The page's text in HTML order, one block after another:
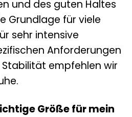
und des guten Haltes
Grundlage für viele
sehr intensive
Anforderungen
empfehlen wir
Größe für mein